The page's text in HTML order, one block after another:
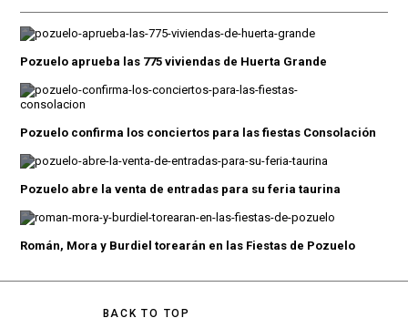
Pozuelo aprueba las 775 viviendas de Huerta Grande
Pozuelo confirma los conciertos para las fiestas Consolación
Pozuelo abre la venta de entradas para su feria taurina
Román, Mora y Burdiel torearán en las Fiestas de Pozuelo
BACK TO TOP